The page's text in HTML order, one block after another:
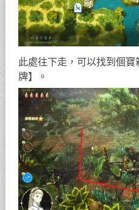
此處往下走，可以找到個
牌】。